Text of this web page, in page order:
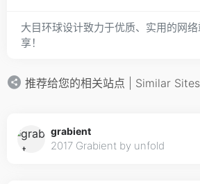
大目环球设计致力于优质、实用的网
享！
推荐给您的相关站点 | Similar Sites
grabient
2017 Grabient by unfold